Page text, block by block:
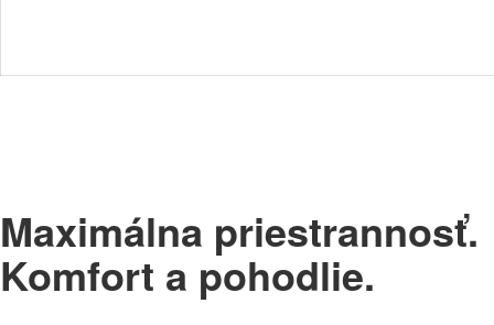
Maximálna priestrannosť.
Komfort a pohodlie.